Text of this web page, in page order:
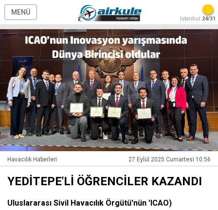
MENÜ
İstanbul 24/31
Havacılık Haberleri 27 Eylül 2025 Cumartesi 10:56
YEDİTEPE'Lİ ÖĞRENCİLER KAZANDI
Uluslararası Sivil Havacılık Örgütü'nün 'ICAO)